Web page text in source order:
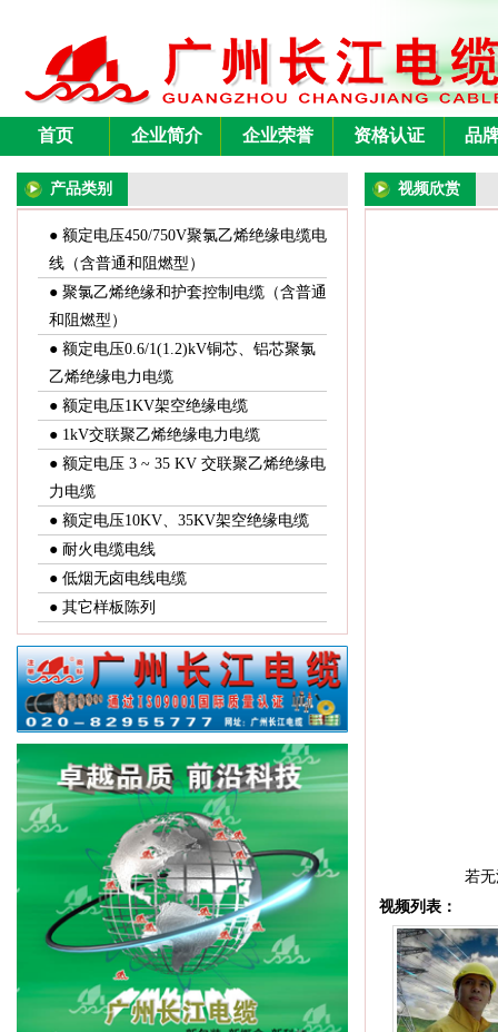
首页 企业简介 企业荣誉 资格认证 品
产品类别
● 额定电压450/750V聚氯乙烯绝缘电缆电
线（含普通和阻燃型）
● 聚氯乙烯绝缘和护套控制电缆（含普通
和阻燃型）
● 额定电压0.6/1(1.2)kV铜芯、铝芯聚氯
乙烯绝缘电力电缆
● 额定电压1KV架空绝缘电缆
● 1kV交联聚乙烯绝缘电力电缆
● 额定电压 3 ~ 35 KV 交联聚乙烯绝缘电
力电缆
● 额定电压10KV、35KV架空绝缘电缆
● 耐火电缆电线
● 低烟无卤电线电缆
● 其它样板陈列
视频欣赏
若无
视频列表：